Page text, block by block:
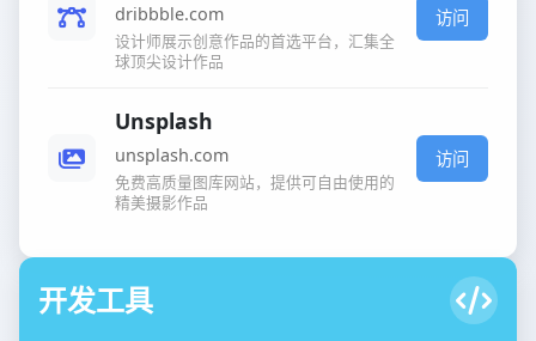
dribbble.com
设计师展示创意作品的首选平台，汇集全
球顶尖设计作品
访问
Unsplash
unsplash.com
免费高质量图库网站，提供可自由使用的
精美摄影作品
访问
开发工具